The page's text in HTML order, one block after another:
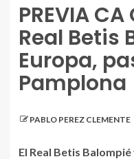
PREVIA
Real Betis
Europa,
Pamplona
PABLO PEREZ CLEMENTE
El Real Betis